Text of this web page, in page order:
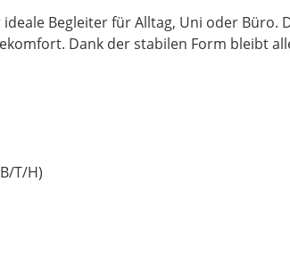
Begleiter für Alltag, Uni oder
Dank der stabilen Form bleibt
T/H)